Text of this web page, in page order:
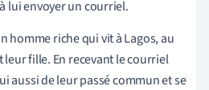
lui envoyer un courriel.
homme riche qui vit à Lagos, au
leur fille. En recevant le courriel
aussi de leur passé commun et se